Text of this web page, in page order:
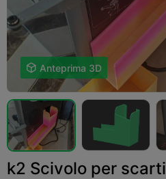
 Anteprima 3D
k2 Scivolo per scarti